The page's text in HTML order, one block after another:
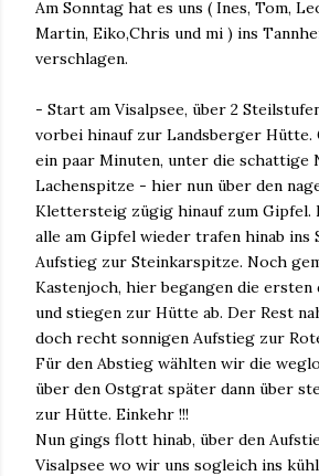
Am Sonntag hat es uns ( Ines, Tom,
Martin, Eiko,Chris und mi ) ins
verschlagen.
- Start am Visalpsee, über 2
vorbei hinauf zur Landsberger Hütte.
ein paar Minuten, unter die schattige
Lachenspitze - hier nun über den
Klettersteig zügig hinauf zum Gipfel.
alle am Gipfel wieder trafen hinab ins
Aufstieg zur Steinkarspitze. Noch
Kastenjoch, hier begangen die
und stiegen zur Hütte ab. Der Rest
doch recht sonnigen Aufstieg zur
Für den Abstieg wählten wir die
über den Ostgrat später dann über
zur Hütte. Einkehr !!!
Nun gings flott hinab, über den
Visalpsee wo wir uns sogleich ins